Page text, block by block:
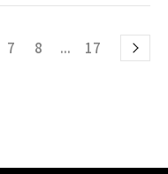
7 8 ... 17